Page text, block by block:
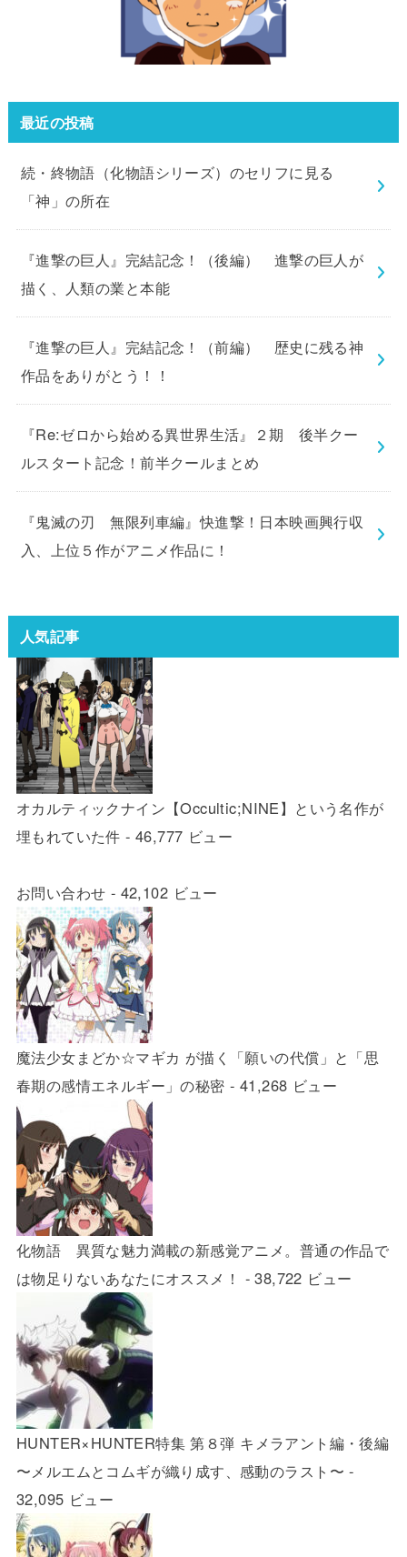
最近の投稿
続・終物語（化物語シリーズ）のセリフに見る
「神」の所在
『進撃の巨人』完結記念！（後編） 進撃の巨人が
描く、人類の業と本能
『進撃の巨人』完結記念！（前編） 歴史に残る神
作品をありがとう！！
『Re:ゼロから始める異世界生活』２期 後半クー
ルスタート記念！前半クールまとめ
『鬼滅の刃 無限列車編』快進撃！日本映画興行収
入、上位５作がアニメ作品に！
人気記事
オカルティックナイン【Occultic;NINE】という名作が
埋もれていた件 - 46,777 ビュー
お問い合わせ - 42,102 ビュー
魔法少女まどか☆マギカ が描く「願いの代償」と「思
春期の感情エネルギー」の秘密 - 41,268 ビュー
化物語 異質な魅力満載の新感覚アニメ。普通の作品で
は物足りないあなたにオススメ！ - 38,722 ビュー
HUNTER×HUNTER特集 第８弾 キメラアント編・後編
〜メルエムとコムギが織り成す、感動のラスト〜 -
32,095 ビュー